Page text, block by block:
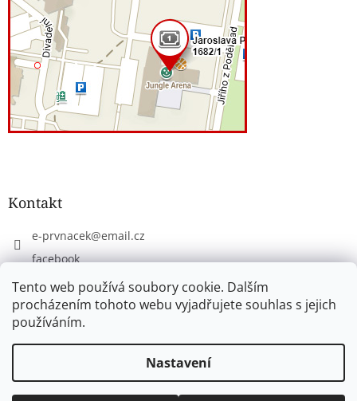
Tento web používá soubory cookie. Dalším
procházením tohoto webu vyjadřujete souhlas s jejich
používáním.
Nastavení
Kontakt
e-prvnacek@email.cz
facebook
eprvnacek